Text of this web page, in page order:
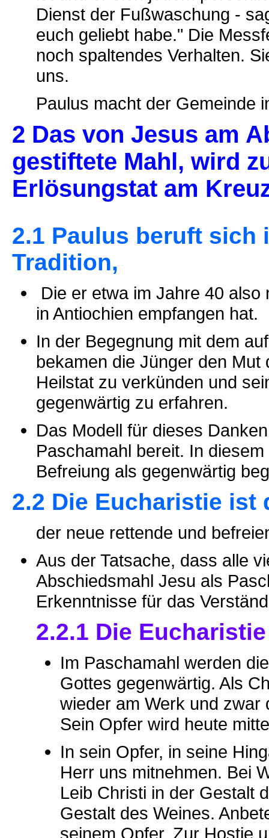
Dienst der Fußwaschung -
euch geliebt habe." Die
noch spaltendes Verhalten.
uns.
Paulus macht der Gemeinde
2 Das von Jesus am
gestiftete Mahl, wird
Erlösungstat am
2.1 Paulus beruft sich
Tradition,
Die er etwa im Jahre 40
in Antiochien empfangen hat.
In der Begegnung mit dem
bekamen die Jünger den
Heilstat zu verkünden und
gegenwärtig zu erfahren.
Das Modell für dieses
Paschamahl bereit. In
Befreiung als gegenwärtig
2.2 Die Eucharistie ist
der neue rettende und
Aus der Tatsache, dass alle
Abschiedsmahl Jesu als
Erkenntnisse für das
2.2.1 Die
Im Paschamahl werden
Gottes gegenwärtig. Als
wieder am Werk und
Sein Opfer wird heute
In sein Opfer, in seine
Herr uns mitnehmen. Bei
Leib Christi in der Gestalt
Gestalt des Weines.
seinem Opfer. Zur Hostie